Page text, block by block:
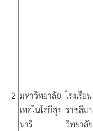
2 มหาวิทยาลัย
เทคโนโลยีสุร
นารี
โรงเรียน
ราชสีมา
วิทยาลัย